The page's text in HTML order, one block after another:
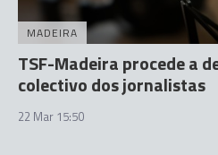
MADEIRA
TSF-Madeira procede a
colectivo dos jornalistas
22 Mar 15:50